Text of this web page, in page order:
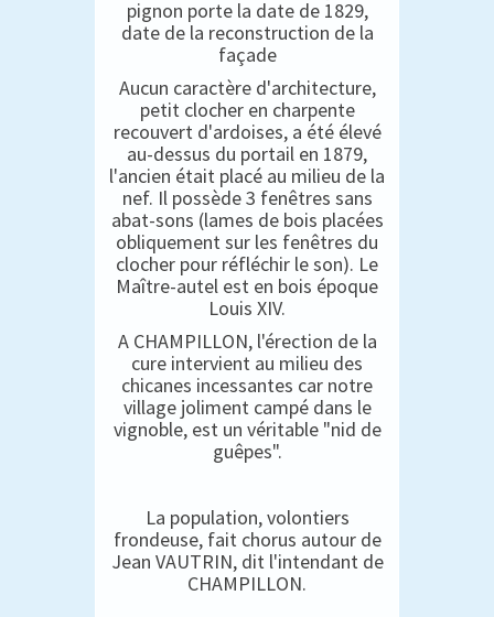
pignon porte la date de 1829,
date de la reconstruction de la
façade
Aucun caractère d'architecture,
petit clocher en charpente
recouvert d'ardoises, a été élevé
au-dessus du portail en 1879,
l'ancien était placé au milieu de la
nef. Il possède 3 fenêtres sans
abat-sons (lames de bois placées
obliquement sur les fenêtres du
clocher pour réfléchir le son). Le
Maître-autel est en bois époque
Louis XIV.
A CHAMPILLON, l'érection de la
cure intervient au milieu des
chicanes incessantes car notre
village joliment campé dans le
vignoble, est un véritable "nid de
guêpes".
La population, volontiers
frondeuse, fait chorus autour de
Jean VAUTRIN, dit l'intendant de
CHAMPILLON.